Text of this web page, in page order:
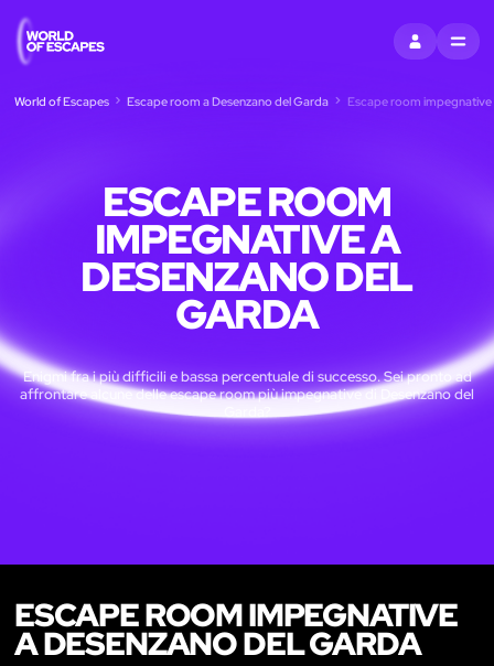
ACCEDIMENU
World of Escapes Escape room a Desenzano del Garda Escape room impegnative
ESCAPE ROOM
IMPEGNATIVE A
DESENZANO DEL
GARDA
Enigmi fra i più difficili e bassa percentuale di successo. Sei pronto ad
affrontare alcune delle escape room più impegnative di Desenzano del
ESCAPE ROOM IMPEGNATIVE
A DESENZANO DEL GARDA